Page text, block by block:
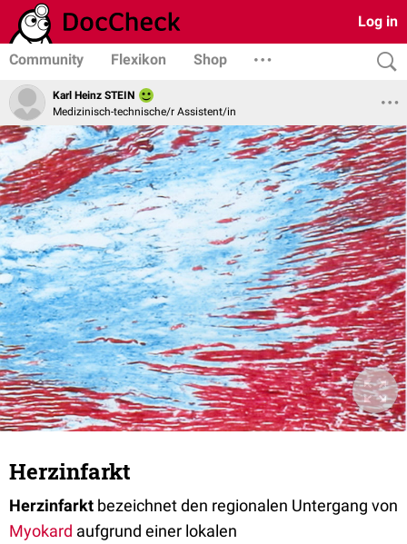
Log in
Community Flexikon Shop
Karl Heinz STEIN
Medizinisch-technische/r Assistent/in
Herzinfarkt
Herzinfarkt bezeichnet den regionalen Untergang von
Myokard aufgrund einer lokalen